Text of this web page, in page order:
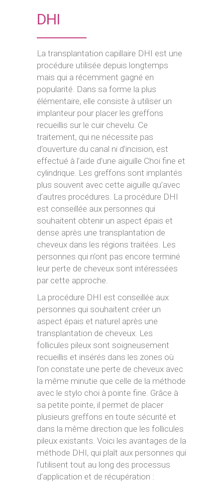
DHI
La transplantation capillaire DHI est une
procédure utilisée depuis longtemps
mais qui a récemment gagné en
popularité. Dans sa forme la plus
élémentaire, elle consiste à utiliser un
implanteur pour placer les greffons
recueillis sur le cuir chevelu. Ce
traitement, qui ne nécessite pas
d’ouverture du canal ni d’incision, est
effectué à l’aide d’une aiguille Choi fine et
cylindrique. Les greffons sont implantés
plus souvent avec cette aiguille qu’avec
d’autres procédures. La procédure DHI
est conseillée aux personnes qui
souhaitent obtenir un aspect épais et
dense après une transplantation de
cheveux dans les régions traitées. Les
personnes qui n’ont pas encore terminé
leur perte de cheveux sont intéressées
par cette approche.
La procédure DHI est conseillée aux
personnes qui souhaitent créer un
aspect épais et naturel après une
transplantation de cheveux. Les
follicules pileux sont soigneusement
recueillis et insérés dans les zones où
l’on constate une perte de cheveux avec
la même minutie que celle de la méthode
avec le stylo choi à pointe fine. Grâce à
sa petite pointe, il permet de placer
plusieurs greffons en toute sécurité et
dans la même direction que les follicules
pileux existants. Voici les avantages de la
méthode DHI, qui plaît aux personnes qui
l’utilisent tout au long des processus
d’application et de récupération :